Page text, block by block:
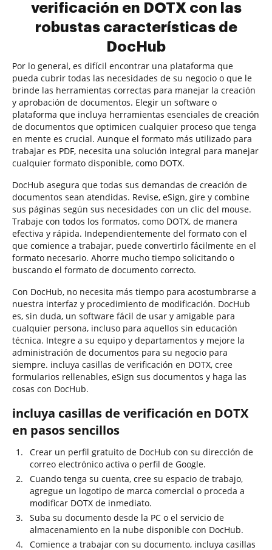
verificación en DOTX con las
robustas características de
DocHub
Por lo general, es difícil encontrar una plataforma que
pueda cubrir todas las necesidades de su negocio o que le
brinde las herramientas correctas para manejar la creación
y aprobación de documentos. Elegir un software o
plataforma que incluya herramientas esenciales de creación
de documentos que optimicen cualquier proceso que tenga
en mente es crucial. Aunque el formato más utilizado para
trabajar es PDF, necesita una solución integral para manejar
cualquier formato disponible, como DOTX.
DocHub asegura que todas sus demandas de creación de
documentos sean atendidas. Revise, eSign, gire y combine
sus páginas según sus necesidades con un clic del mouse.
Trabaje con todos los formatos, como DOTX, de manera
efectiva y rápida. Independientemente del formato con el
que comience a trabajar, puede convertirlo fácilmente en el
formato necesario. Ahorre mucho tiempo solicitando o
buscando el formato de documento correcto.
Con DocHub, no necesita más tiempo para acostumbrarse a
nuestra interfaz y procedimiento de modificación. DocHub
es, sin duda, un software fácil de usar y amigable para
cualquier persona, incluso para aquellos sin educación
técnica. Integre a su equipo y departamentos y mejore la
administración de documentos para su negocio para
siempre. incluya casillas de verificación en DOTX, cree
formularios rellenables, eSign sus documentos y haga las
cosas con DocHub.
incluya casillas de verificación en DOTX
en pasos sencillos
Crear un perfil gratuito de DocHub con su dirección de
correo electrónico activa o perfil de Google.
Cuando tenga su cuenta, cree su espacio de trabajo,
agregue un logotipo de marca comercial o proceda a
modificar DOTX de inmediato.
Suba su documento desde la PC o el servicio de
almacenamiento en la nube disponible con DocHub.
Comience a trabajar con su documento, incluya casillas